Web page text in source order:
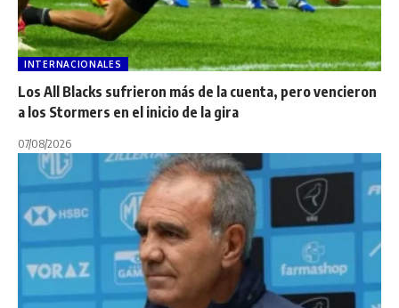
INTERNACIONALES
Los All Blacks sufrieron más de la cuenta, pero vencieron
a los Stormers en el inicio de la gira
07/08/2026